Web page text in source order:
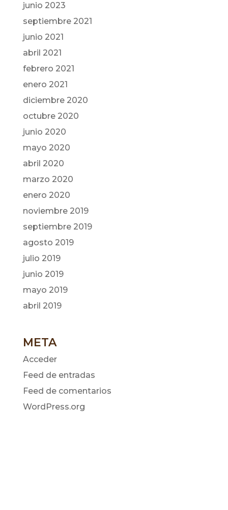
junio 2023
septiembre 2021
junio 2021
abril 2021
febrero 2021
enero 2021
diciembre 2020
octubre 2020
junio 2020
mayo 2020
abril 2020
marzo 2020
enero 2020
noviembre 2019
septiembre 2019
agosto 2019
julio 2019
junio 2019
mayo 2019
abril 2019
META
Acceder
Feed de entradas
Feed de comentarios
WordPress.org